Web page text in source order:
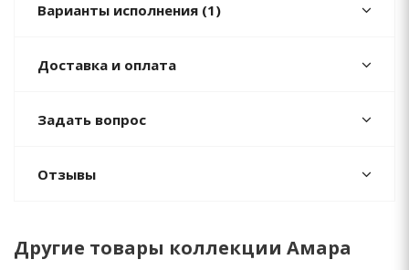
Варианты исполнения (1)
Доставка и оплата
Задать вопрос
Отзывы
Другие товары коллекции Амара